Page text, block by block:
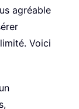
agréable
Voici